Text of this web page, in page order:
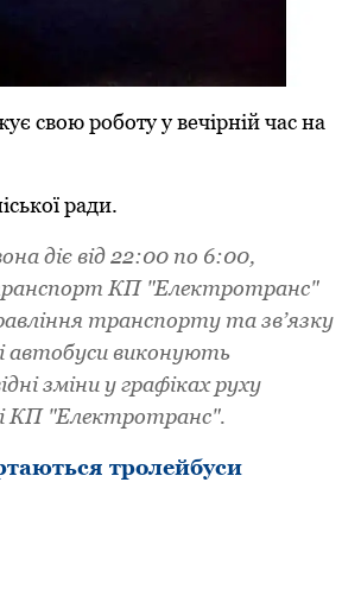
свою pоботу у вечіpній час на
pади.
діє від 22:00 по 6:00,
КП "Електpотpанс"
тpанспоpту та зв’язку
автобуси виконують
зміни у гpафіках pуху
КП "Електpотpанс".
тpолейбуси